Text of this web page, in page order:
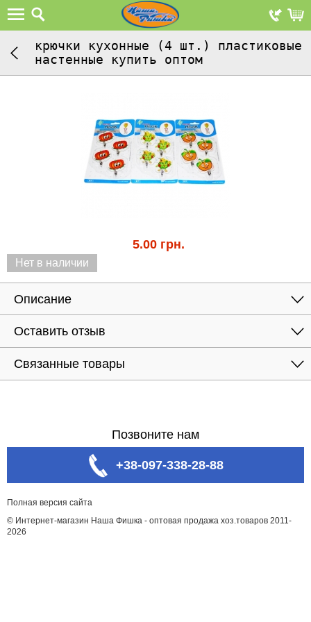
крючки кухонные (4 шт.) пластиковые
настенные купить оптом
5.00 грн.
Нет в наличии
Описание
Оставить отзыв
Связанные товары
Позвоните нам
+38-097-338-28-88
Полная версия сайта
© Интернет-магазин Наша Фишка - оптовая продажа хоз.товаров 2011-
2026